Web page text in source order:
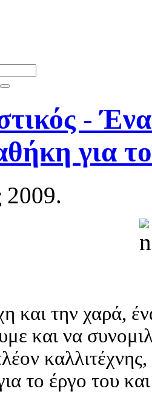
-
για
2009.
και την χαρά,
και να
το έργο του